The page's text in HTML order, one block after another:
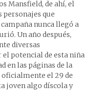
Mansfield, de ahí, el
que
nunca llegó a
Un año después,
diversas
potencial de esta niña
en las páginas de la
el 29 de
joven algo díscola y